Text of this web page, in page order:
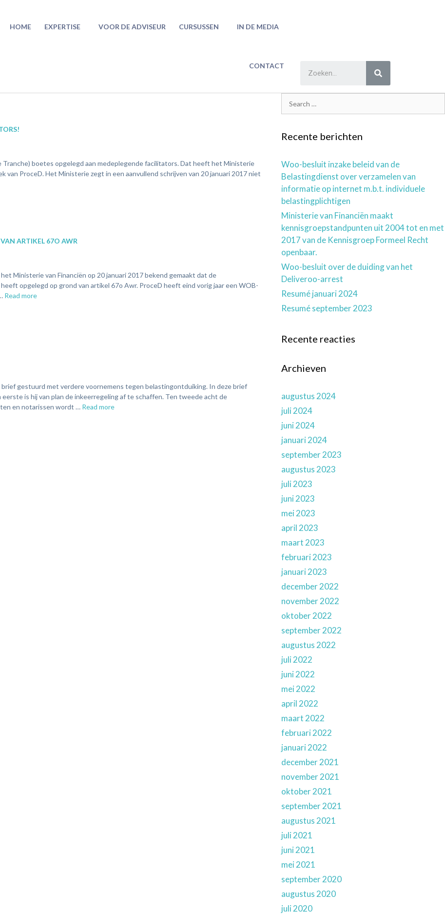
HOME EXPERTISE VOOR DE ADVISEUR CURSUSSEN IN DE MEDIA
CONTACT
boetes opgelegd aan medeplegende facilitators. Dat heeft het Ministerie
van ProceD. Het Ministerie zegt in een aanvullend schrijven van 20 januari 2017 niet
ARTIKEL 67O AWR
Ministerie van Financiën op 20 januari 2017 bekend gemaakt dat de
opgelegd op grond van artikel 67o Awr. ProceD heeft eind vorig jaar een WOB-
Read more
gestuurd met verdere voornemens tegen belastingontduiking. In deze brief
is hij van plan de inkeerregeling af te schaffen. Ten tweede acht de
en notarissen wordt … Read more
Recente berichten
Woo-besluit inzake beleid van de
Belastingdienst over verzamelen van
informatie op internet m.b.t. individuele
belastingplichtigen
Ministerie van Financiën maakt
kennisgroepstandpunten uit 2004 tot en met
2017 van de Kennisgroep Formeel Recht
openbaar.
Woo-besluit over de duiding van het
Deliveroo-arrest
Resumé januari 2024
Resumé september 2023
Recente reacties
Archieven
augustus 2024
juli 2024
juni 2024
januari 2024
september 2023
augustus 2023
juli 2023
juni 2023
mei 2023
april 2023
maart 2023
februari 2023
januari 2023
december 2022
november 2022
oktober 2022
september 2022
augustus 2022
juli 2022
juni 2022
mei 2022
april 2022
maart 2022
februari 2022
januari 2022
december 2021
november 2021
oktober 2021
september 2021
augustus 2021
juli 2021
juni 2021
mei 2021
september 2020
augustus 2020
juli 2020